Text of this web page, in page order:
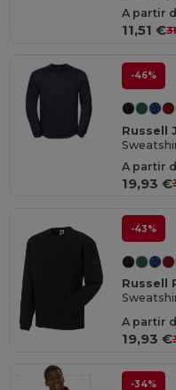
A partir
11,51 €
-46%
Russell
A partir
19,93 €
-43%
Russell
A partir
19,93 €
-34%